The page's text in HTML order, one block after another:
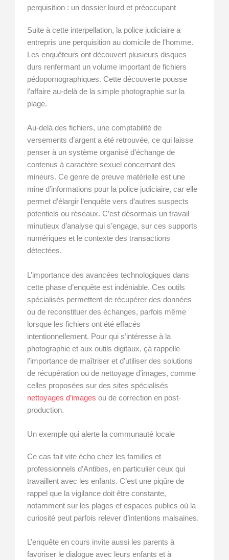
perquisition : un dossier lourd et préoccupant
Suite à cette interpellation, la police judiciaire a
entrepris une perquisition au domicile de l’homme.
Les enquêteurs ont découvert plusieurs disques
durs renfermant un volume important de fichiers
pédopornographiques. Cette découverte pousse
l’affaire au-delà de la simple photographie sur la
plage.
Au-delà des fichiers, une comptabilité de
versements d’argent a été retrouvée, ce qui laisse
penser à un système organisé d’échange de
contenus à caractère sexuel concernant des
mineurs. Ce genre de preuve matérielle est une
mine d’informations pour la police judiciaire, car elle
permet d’élargir l’enquête vers d’autres suspects
potentiels ou réseaux. C’est désormais un travail
minutieux d’analyse qui s’engage, sur ces supports
numériques et le contexte des transactions
détectées.
L’importance des avancées technologiques dans
cette phase d’enquête est indéniable. Ces outils
spécialisés permettent de récupérer des données
ou de reconstituer des échanges, parfois même
lorsque les fichiers ont été effacés
intentionnellement. Pour qui s’intéresse à la
photographie et aux outils digitaux, çà rappelle
l’importance de maîtriser et d’utiliser des solutions
de récupération ou de nettoyage d’images, comme
celles proposées sur des sites spécialisés
nettoyages d’images ou de correction en post-
production.
Un exemple qui alerte la communauté locale
Ce cas fait vite écho chez les familles et
professionnels d’Antibes, en particulier ceux qui
travaillent avec les enfants. C’est une piqûre de
rappel que la vigilance doit être constante,
notamment sur les plages et espaces publics où la
curiosité peut parfois relever d’intentions malsaines.
L’enquête en cours invite aussi les parents à
favoriser le dialogue avec leurs enfants et à